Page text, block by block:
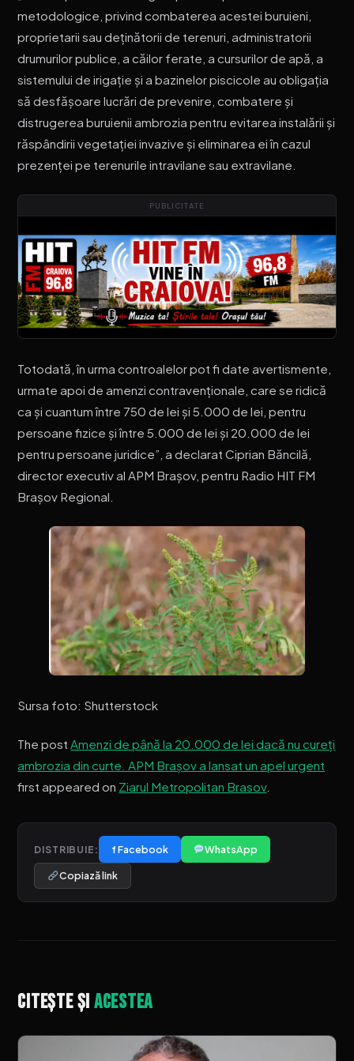
metodologice, privind combaterea acestei buruieni,
proprietarii sau deținătorii de terenuri, administratorii
drumurilor publice, a căilor ferate, a cursurilor de apă, a
sistemului de irigație și a bazinelor piscicole au obligația
să desfășoare lucrări de prevenire, combatere și
distrugerea buruienii ambrozia pentru evitarea instalării și
răspândirii vegetației invazive și eliminarea ei în cazul
prezenței pe terenurile intravilane sau extravilane.
PUBLICITATE
Totodată, în urma controalelor pot fi date avertismente,
urmate apoi de amenzi contravenționale, care se ridică
ca și cuantum între 750 de lei și 5.000 de lei, pentru
persoane fizice și între 5.000 de lei și 20.000 de lei
pentru persoane juridice”, a declarat Ciprian Băncilă,
director executiv al APM Brașov, pentru Radio HIT FM
Brașov Regional.
Sursa foto: Shutterstock
The postAmenzi de până la 20.000 de lei dacă nu cureți
ambrozia din curte. APM Brașov a lansat un apel urgent
first appeared on Ziarul Metropolitan Brasov.
DISTRIBUIE: f Facebook WhatsApp
Copiază link
Citește șiacestea